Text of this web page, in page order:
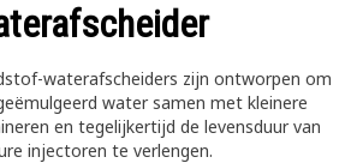
waterafscheiders zijn ontworpen om
water samen met kleinere
en tegelijkertijd de levensduur van
injectoren te verlengen.